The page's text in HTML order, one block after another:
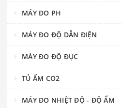
MÁY ĐO PH
MÁY ĐO ĐỘ DẪN ĐIỆN
MÁY ĐO ĐỘ ĐỤC
TỦ ẤM CO2
MÁY ĐO NHIỆT ĐỘ - ĐỘ ẨM